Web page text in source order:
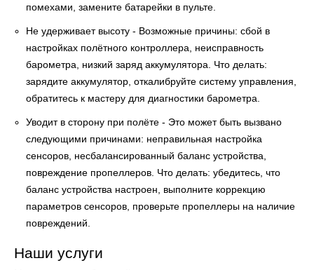
помехами, замените батарейки в пульте.
Не удерживает высоту - Возможные причины: сбой в
настройках полётного контроллера, неисправность
барометра, низкий заряд аккумулятора. Что делать:
зарядите аккумулятор, откалибруйте систему управления,
обратитесь к мастеру для диагностики барометра.
Уводит в сторону при полёте - Это может быть вызвано
следующими причинами: неправильная настройка
сенсоров, несбалансированный баланс устройства,
повреждение пропеллеров. Что делать: убедитесь, что
баланс устройства настроен, выполните коррекцию
параметров сенсоров, проверьте пропеллеры на наличие
повреждений.
Наши услуги